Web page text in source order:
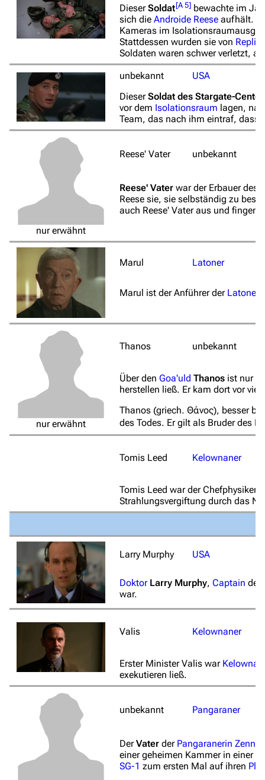
DieserSoldat[A 5] bewachte im
sich die Androide Reese aufhält.
Kameras im
Stattdessen wurden sie von
Soldaten waren schwer verletzt,
unbekannt
USA
DieserSoldat des Stargate-
vor dem Isolationsraum lagen,
Team, das nach ihm eintraf, dass
nur erwähnt
Reese' Vater unbekannt
Reese' Vater war der Erbauer des
Reese sie, sie selbständig zu
auch Reese' Vater aus und fingen
Marul Latoner
Marul ist der Anführer der Latoner
nur erwähnt
Thanos unbekannt
Über den Goa'uld Thanos ist nur
herstellen ließ. Er kam dort vor
Thanos (griech. Θάνος), besser
des Todes. Er gilt als Bruder des
Tomis Leed Kelownaner
Tomis Leed war der Chefphysiker
Strahlungsvergiftung durch das
Larry Murphy USA
Doktor Larry Murphy, Captain der
war.
Valis Kelownaner
Erster Minister Valis war Kelownas
exekutieren ließ.
unbekannt Pangaraner
DerVater der Pangaranerin Zenna
einer geheimen Kammer in einer
SG-1 zum ersten Mal auf ihren